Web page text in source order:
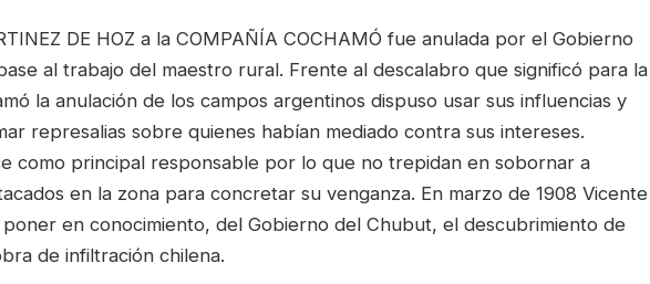
DE HOZ a la COMPAÑÍA COCHAMÓ fue anulada por el Gobierno
al trabajo del maestro rural. Frente al descalabro que significó para la
la anulación de los campos argentinos dispuso usar sus influencias y
represalias sobre quienes habían mediado contra sus intereses.
como principal responsable por lo que no trepidan en sobornar a
en la zona para concretar su venganza. En marzo de 1908 Vicente
en conocimiento, del Gobierno del Chubut, el descubrimiento de
de infiltración chilena.